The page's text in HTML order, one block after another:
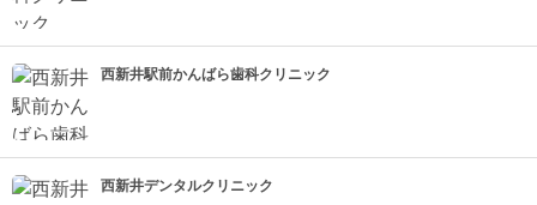
西新井駅前かんばら歯科クリニック
西新井デンタルクリニック